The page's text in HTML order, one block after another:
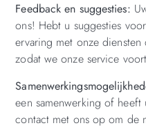
Feedback en suggesties:
ons! Hebt u suggesties
ervaring met onze
zodat we onze service
een samenwerking of
contact met ons op om de